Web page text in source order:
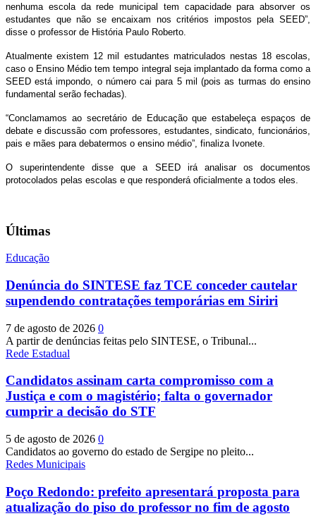
nenhuma escola da rede municipal tem capacidade para absorver os
estudantes que não se encaixam nos critérios impostos pela SEED”,
disse o professor de História Paulo Roberto.
Atualmente existem 12 mil estudantes matriculados nestas 18 escolas,
caso o Ensino Médio tem tempo integral seja implantado da forma como a
SEED está impondo, o número cai para 5 mil (pois as turmas do ensino
fundamental serão fechadas).
“Conclamamos ao secretário de Educação que estabeleça espaços de
debate e discussão com professores, estudantes, sindicato, funcionários,
pais e mães para debatermos o ensino médio”, finaliza Ivonete.
O superintendente disse que a SEED irá analisar os documentos
protocolados pelas escolas e que responderá oficialmente a todos eles.
Últimas
Educação
Denúncia do SINTESE faz TCE conceder cautelar
supendendo contratações temporárias em Siriri
7 de agosto de 2026 0
A partir de denúncias feitas pelo SINTESE, o Tribunal...
Rede Estadual
Candidatos assinam carta compromisso com a
Justiça e com o magistério; falta o governador
cumprir a decisão do STF
5 de agosto de 2026 0
Candidatos ao governo do estado de Sergipe no pleito...
Redes Municipais
Poço Redondo: prefeito apresentará proposta para
atualização do piso do professor no fim de agosto